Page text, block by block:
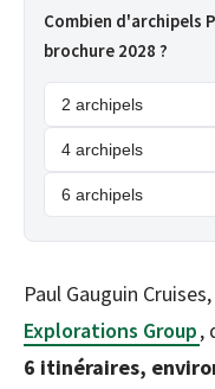
Combien d'archipels
brochure 2028 ?
2 archipels
4 archipels
6 archipels
Paul Gauguin
Explorations Group,
6 itinéraires,